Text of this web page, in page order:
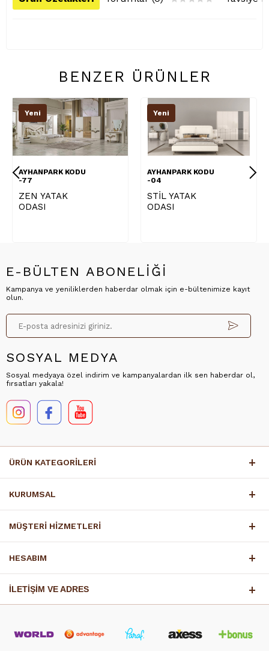
BENZER ÜRÜNLER
Yeni
AYHANPARK KODU
-77
ZEN YATAK
ODASI
Yeni
AYHANPARK KODU
-04
STİL YATAK
ODASI
E-BÜLTEN ABONELİĞİ
Kampanya ve yeniliklerden haberdar olmak için e-bültenimize kayıt
olun.
SOSYAL MEDYA
Sosyal medyaya özel indirim ve kampanyalardan ilk sen haberdar ol,
fırsatları yakala!
ÜRÜN KATEGORİLERİ
KURUMSAL
MÜŞTERİ HİZMETLERİ
HESABIM
İLETİŞİM VE ADRES